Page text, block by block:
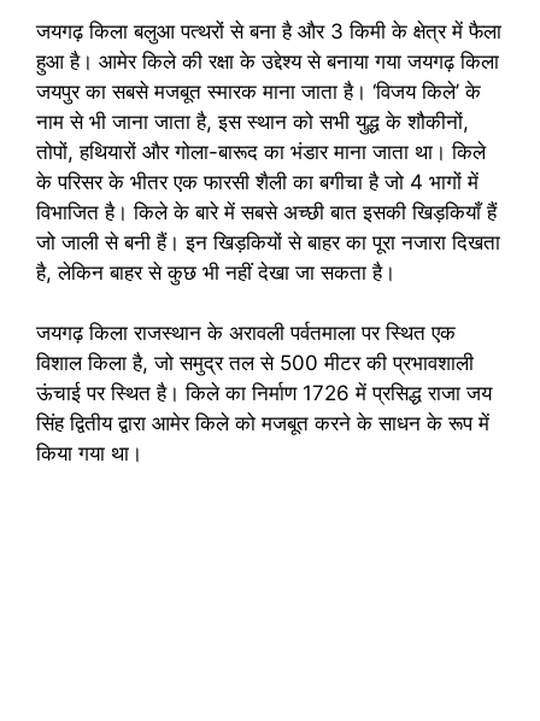
जयगढ़ किला बलुआ पत्थरों से बना है और 3 किमी के क्षेत्र में फैला
हुआ है। आमेर किले की रक्षा के उद्देश्य से बनाया गया जयगढ़ किला
जयपुर का सबसे मजबूत स्मारक माना जाता है। ‘विजय किले’ के
नाम से भी जाना जाता है, इस स्थान को सभी युद्ध के शौकीनों,
तोपों, हथियारों और गोला-बारूद का भंडार माना जाता था। किले
के परिसर के भीतर एक फारसी शैली का बगीचा है जो 4 भागों में
विभाजित है। किले के बारे में सबसे अच्छी बात इसकी खिड़कियाँ हैं
जो जाली से बनी हैं। इन खिड़कियों से बाहर का पूरा नजारा दिखता
है, लेकिन बाहर से कुछ भी नहीं देखा जा सकता है।
जयगढ़ किला राजस्थान के अरावली पर्वतमाला पर स्थित एक
विशाल किला है, जो समुद्र तल से 500 मीटर की प्रभावशाली
ऊंचाई पर स्थित है। किले का निर्माण 1726 में प्रसिद्ध राजा जय
सिंह द्वितीय द्वारा आमेर किले को मजबूत करने के साधन के रूप में
किया गया था।